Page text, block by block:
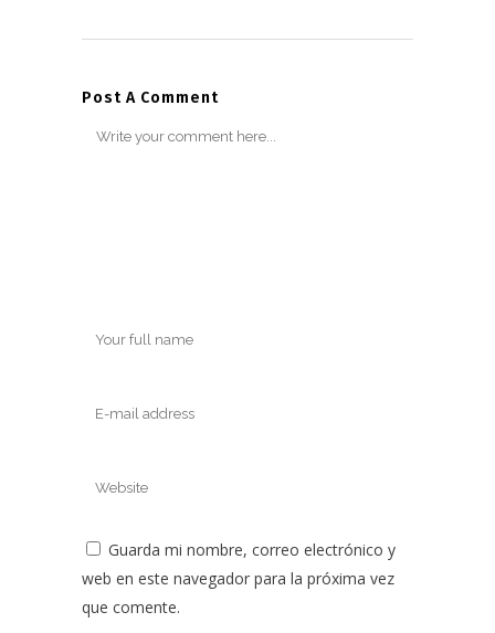
Post A Comment
Guarda mi nombre, correo electrónico y
web en este navegador para la próxima vez
que comente.